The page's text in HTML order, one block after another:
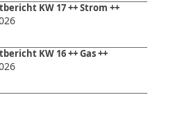
KW 17 ++ Strom ++
KW 16 ++ Gas ++